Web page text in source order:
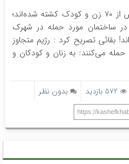
وی ادامه داد : فقط در سه حمله بیش از ۷۰ زن و کودک کشته شده‌اند؛
کودک مدفون در ساختمان مورد حمله در شهرک
بقائی تصریح کرد : رژیم متجاوز
می‌کنند: به زنان ‌و کودکان و
572 بازدید
بدون نظر
https://